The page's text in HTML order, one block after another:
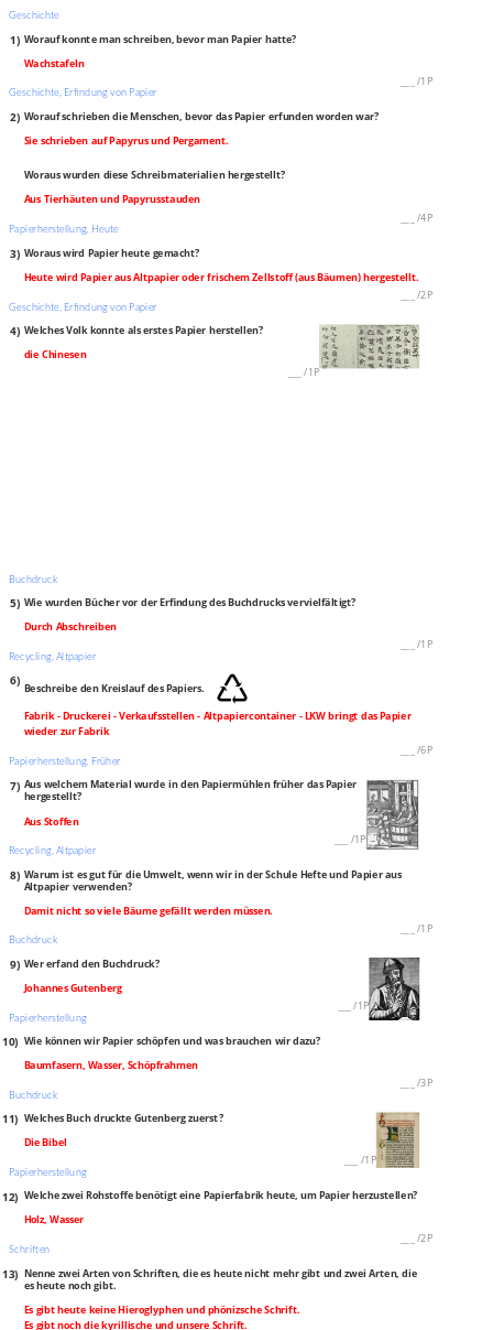
Geschichte
1) Worauf konnte man schreiben, bevor man Papier hatte?
Wachstafeln
/1P
Geschichte, Erfindung von Papier
2) Worauf schrieben die Menschen, bevor das Papier erfunden worden war?
Sie schrieben auf Papyrus und Pergament.
Woraus wurden diese Schreibmaterialien hergestellt?
Aus Tierhäuten und Papyrusstauden
/4P
Papierherstellung, Heute
3) Woraus wird Papier heute gemacht?
Heute wird Papier aus Altpapier oder frischem Zellstoff (aus Bäumen) hergestellt.
/2P
Geschichte, Erfindung von Papier
4) Welches Volk konnte als erstes Papier herstellen?
die Chinesen
/1P
Buchdruck
5) Wie wurden Bücher vor der Erfindung des Buchdrucks vervielfältigt?
Durch Abschreiben
/1P
Recycling, Altpapier
6) Beschreibe den Kreislauf des Papiers.
Fabrik ‐ Druckerei ‐ Verkaufsstellen ‐ Altpapiercontainer ‐ LKW bringt das Papier
wieder zur Fabrik
/6P
Papierherstellung, Früher
7) Aus welchem Material wurde in den Papiermühlen früher das Papier
hergestellt?
Aus Stoffen
/1P
Recycling, Altpapier
8) Warum ist es gut für die Umwelt, wenn wir in der Schule Hefte und Papier aus
Altpapier verwenden?
Damit nicht so viele Bäume gefällt werden müssen.
/1P
Buchdruck
9) Wer erfand den Buchdruck?
Johannes Gutenberg
/1P
Papierherstellung
10) Wie können wir Papier schöpfen und was brauchen wir dazu?
Baumfasern, Wasser, Schöpfrahmen
/3P
Buchdruck
11) Welches Buch druckte Gutenberg zuerst?
Die Bibel
/1P
Papierherstellung
12) Welche zwei Rohstoffe benötigt eine Papierfabrik heute, um Papier herzustellen?
Holz, Wasser
/2P
Schriften
13) Nenne zwei Arten von Schriften, die es heute nicht mehr gibt und zwei Arten, die
es heute noch gibt.
Es gibt heute keine Hieroglyphen und phönizsche Schrift.
Es gibt noch die kyrillische und unsere Schrift.